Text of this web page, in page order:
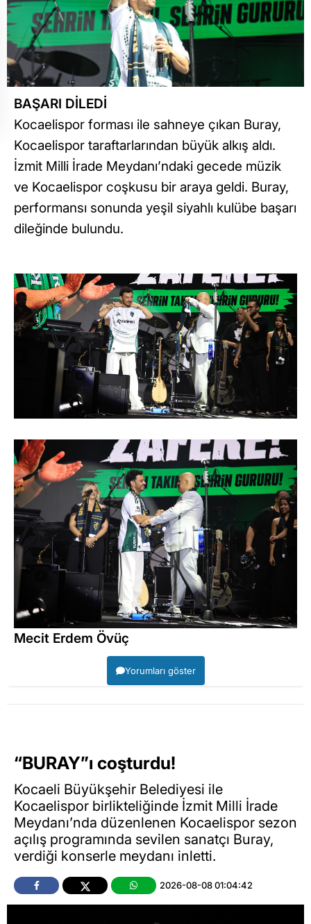
BAŞARI DİLEDİ
Kocaelispor forması ile sahneye çıkan Buray,
Kocaelispor taraftarlarından büyük alkış aldı.
İzmit Milli İrade Meydanı’ndaki gecede müzik
ve Kocaelispor coşkusu bir araya geldi. Buray,
performansı sonunda yeşil siyahlı kulübe başarı
dileğinde bulundu.
Mecit Erdem Övüç
Yorumları göster
“BURAY”ı coşturdu!
Kocaeli Büyükşehir Belediyesi ile
Kocaelispor birlikteliğinde İzmit Milli İrade
Meydanı’nda düzenlenen Kocaelispor sezon
açılış programında sevilen sanatçı Buray,
verdiği konserle meydanı inletti.
2026-08-08 01:04:42